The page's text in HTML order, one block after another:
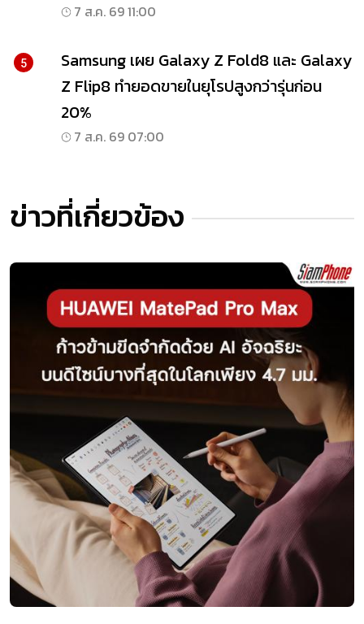
7 ส.ค. 69 11:00
5
Samsung เผย Galaxy Z Fold8 และ Galaxy
Z Flip8 ทำยอดขายในยุโรปสูงกว่ารุ่นก่อน
20%
7 ส.ค. 69 07:00
ข่าวที่เกี่ยวข้อง